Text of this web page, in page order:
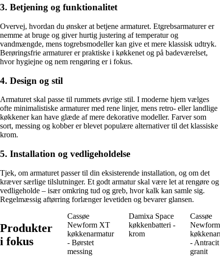
3. Betjening og funktionalitet
Overvej, hvordan du ønsker at betjene armaturet. Etgrebsarmaturer er
nemme at bruge og giver hurtig justering af temperatur og
vandmængde, mens togrebsmodeller kan give et mere klassisk udtryk.
Berøringsfrie armaturer er praktiske i køkkenet og på badeværelset,
hvor hygiejne og nem rengøring er i fokus.
4. Design og stil
Armaturet skal passe til rummets øvrige stil. I moderne hjem vælges
ofte minimalistiske armaturer med rene linjer, mens retro- eller landlige
køkkener kan have glæde af mere dekorative modeller. Farver som
sort, messing og kobber er blevet populære alternativer til det klassiske
krom.
5. Installation og vedligeholdelse
Tjek, om armaturet passer til din eksisterende installation, og om det
kræver særlige tilslutninger. Et godt armatur skal være let at rengøre og
vedligeholde – især omkring tud og greb, hvor kalk kan samle sig.
Regelmæssig aftørring forlænger levetiden og bevarer glansen.
Produkter
i fokus
Cassøe
Newform XT
køkkenarmatur
- Børstet
messing
Damixa Space
køkkenbatteri -
krom
Cassøe
- Antracit
granit